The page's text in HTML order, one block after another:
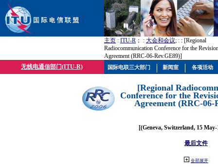
主页 : ITU-R ； : 大会和会议; : : [Regional
Radiocommunication Conference for the
Agreement (RRC-06-Rev.GE89)]
无线电通信部门(ITU-R)
[Regional
Conference for the
Agreement (RRC-06-
[(Geneva, Switzerland, 15
最后文件
全部展开
国际电联三大部门 新闻室 各项活动